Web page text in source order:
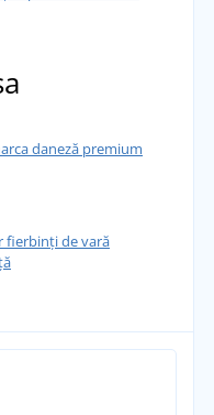
daneză premium
fierbinți de vară